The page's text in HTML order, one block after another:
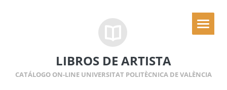
LIBROS DE ARTISTA
CATÁLOGO ON-LINE UNIVERSITAT POLITÈCNICA DE VALÈNCIA